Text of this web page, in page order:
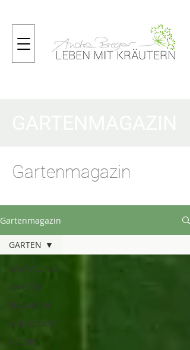
Gartenmagazin
Gartenmagazin
SAMMLUNG
GARTEN
PFLANZEN
WERKSTATT
KÜCHE
GARTEN